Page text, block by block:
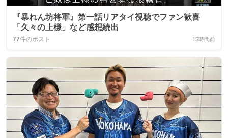
『暴れん坊将軍』第一話リアタイ視聴でファン歓喜
「久々の上様」など感想続出
77件のポスト 15時間前